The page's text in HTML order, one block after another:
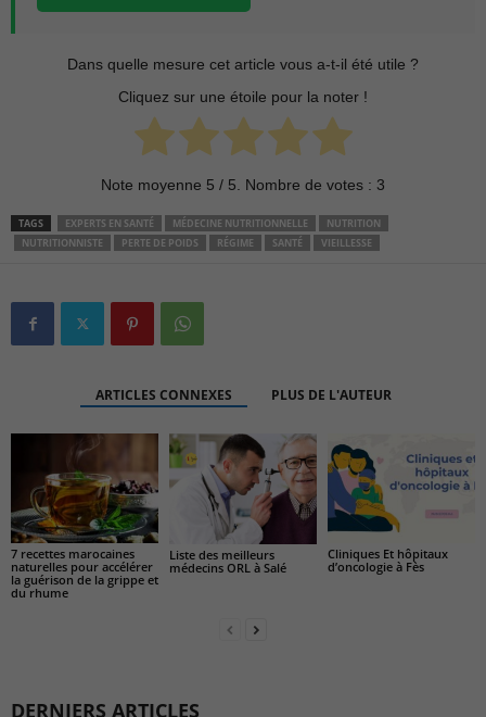
Dans quelle mesure cet article vous a-t-il été utile ?
Cliquez sur une étoile pour la noter !
Note moyenne 5 / 5. Nombre de votes : 3
TAGS EXPERTS EN SANTÉ MÉDECINE NUTRITIONNELLE
NUTRITION
NUTRITIONNISTE
PERTE DE POIDS RÉGIME SANTÉ VIEILLESSE
ARTICLES CONNEXES PLUS DE L'AUTEUR
7 recettes marocaines
naturelles pour accélérer
la guérison de la grippe et
du rhume
Liste des meilleurs
médecins ORL à Salé
Cliniques Et hôpitaux
d’oncologie à Fès
DERNIERS ARTICLES